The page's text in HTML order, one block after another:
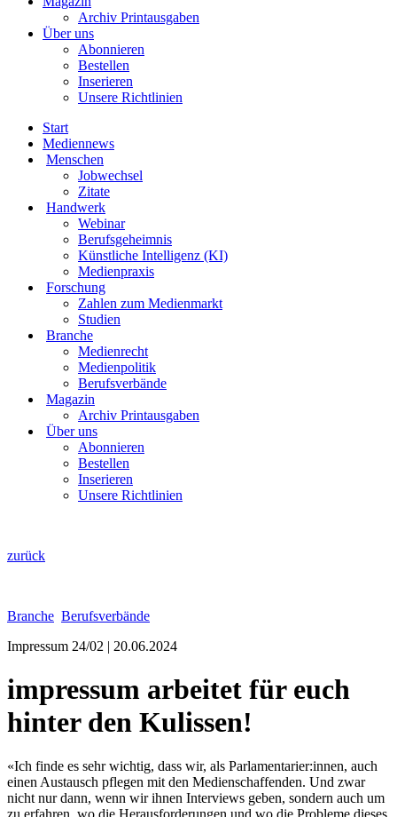
Archiv Printausgaben
Über uns
Abonnieren
Bestellen
Inserieren
Unsere Richtlinien
Start
Mediennews
Menschen
Jobwechsel
Zitate
Handwerk
Webinar
Berufsgeheimnis
Künstliche Intelligenz (KI)
Medienpraxis
Forschung
Zahlen zum Medienmarkt
Studien
Branche
Medienrecht
Medienpolitik
Berufsverbände
Magazin
Archiv Printausgaben
Über uns
Abonnieren
Bestellen
Inserieren
Unsere Richtlinien
zurück
Branche Berufsverbände
Impressum 24/02 | 20.06.2024
impressum arbeitet für euch
hinter den Kulissen!
«Ich finde es sehr wichtig, dass wir, als Parlamentarier:innen, auch
einen Austausch pflegen mit den Medienschaffenden. Und zwar
nicht nur dann, wenn wir ihnen Interviews geben, sondern auch um
zu erfahren, wo die Herausforderungen und wo die Probleme dieses